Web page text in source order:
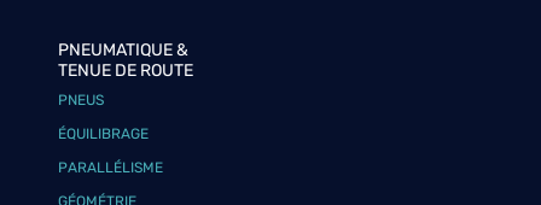
PNEUMATIQUE &
TENUE DE ROUTE
PNEUS
ÉQUILIBRAGE
PARALLÉLISME
GÉOMÉTRIE